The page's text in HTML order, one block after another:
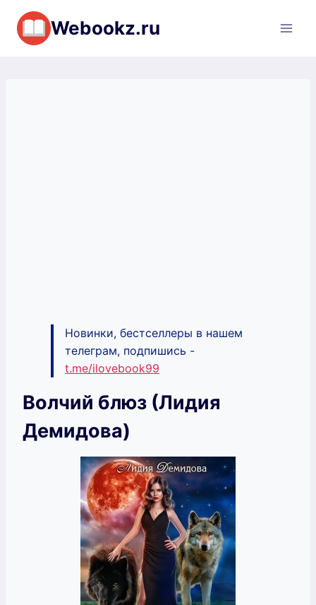
Перейти
содержимому
Webookz.ru
Новинки, бестселлеры в нашем
телеграм, подпишись -
t.me/ilovebook99
Волчий блюз (Лидия
Демидова)